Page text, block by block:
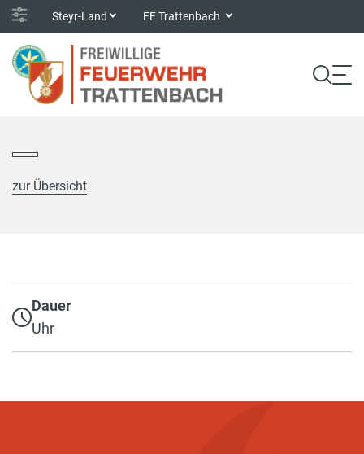
Steyr-Land FF Trattenbach
zur Übersicht
Dauer
Uhr